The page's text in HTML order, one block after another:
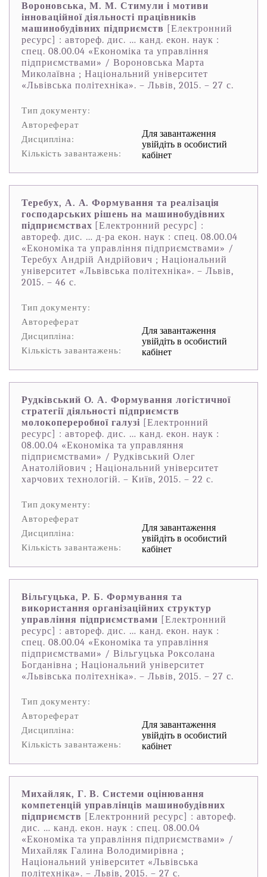
Вороновська, М. М. Стимули і мотиви
інноваційної діяльності працівників
машинобудівних підприємств [Електронний
ресурс] : автореф. дис. … канд. екон. наук :
спец. 08.00.04 «Економіка та управління
підприємствами» / Вороновська Марта
Миколаївна ; Національний університет
«Львівська політехніка». – Львів, 2015. – 27 с.
Тип документу:
Автореферат
Дисципліна:
Кількість завантажень:
Для завантаження
увійдіть в особистий
кабінет
Теребух, А. А. Формування та реалізація
господарських рішень на машинобудівних
підприємствах [Електронний ресурс] :
автореф. дис. … д-ра екон. наук : спец. 08.00.04
«Економіка та управління підприємствами» /
Теребух Андрій Андрійович ; Національний
університет «Львівська політехніка». – Львів,
2015. – 46 с.
Тип документу:
Автореферат
Дисципліна:
Кількість завантажень:
Для завантаження
увійдіть в особистий
кабінет
Рудківський О. А. Формування логістичної
стратегії діяльності підприємств
молокопереробної галузі [Електронний
ресурс] : автореф. дис. … канд. екон. наук :
08.00.04 «Економіка та управляння
підприємствами» / Рудківський Олег
Анатолійович ; Національний університет
харчових технологій. – Київ, 2015. – 22 с.
Тип документу:
Автореферат
Дисципліна:
Кількість завантажень:
Для завантаження
увійдіть в особистий
кабінет
Вільгуцька, Р. Б. Формування та
використання організаційних структур
управління підприємствами [Електронний
ресурс] : автореф. дис. … канд. екон. наук :
спец. 08.00.04 «Економіка та управління
підприємствами» / Вільгуцька Роксолана
Богданівна ; Національний університет
«Львівська політехніка». – Львів, 2015. – 27 с.
Тип документу:
Автореферат
Дисципліна:
Кількість завантажень:
Для завантаження
увійдіть в особистий
кабінет
Михайляк, Г. В. Системи оцінювання
компетенцій управлінців машинобудівних
підприємств [Електронний ресурс] : автореф.
дис. … канд. екон. наук : спец. 08.00.04
«Економіка та управління підприємствами» /
Михайляк Галина Володимирівна ;
Національний університет «Львівська
політехніка». – Львів, 2015. – 27 с.